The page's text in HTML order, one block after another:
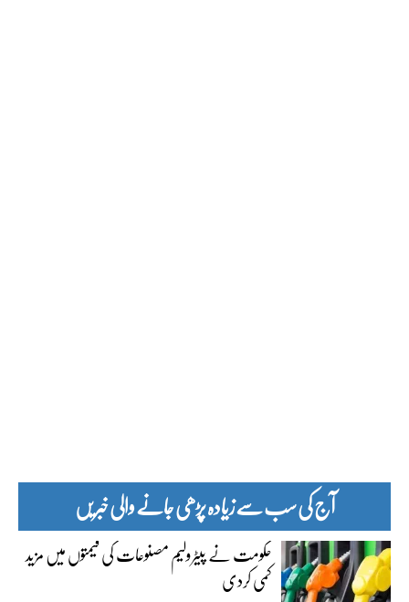
آج کی سب سے زیادہ پڑھی جانے والی خبریں
حکومت نے پیٹرولیم مصنوعات کی قیمتوں میں مزید
کمی کردی